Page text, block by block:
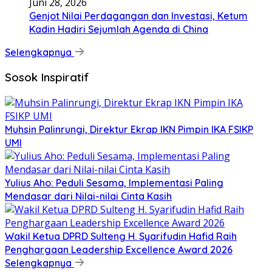
Genjot Nilai Perdagangan dan Investasi, Ketum
Kadin Hadiri Sejumlah Agenda di China
Selengkapnya
Sosok Inspiratif
Muhsin Palinrungi, Direktur Ekrap IKN Pimpin IKA FSIKP
UMI
Yulius Aho: Peduli Sesama, Implementasi Paling
Mendasar dari Nilai-nilai Cinta Kasih
Wakil Ketua DPRD Sulteng H. Syarifudin Hafid Raih
Penghargaan Leadership Excellence Award 2026
Selengkapnya